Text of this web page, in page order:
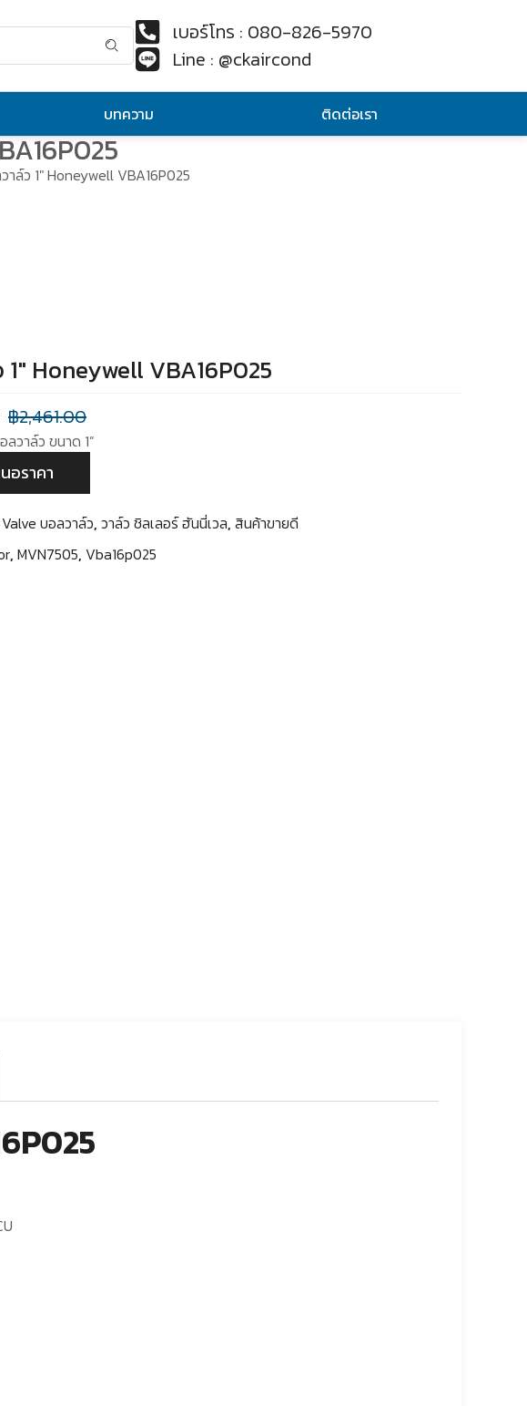
เบอร์โทร : 080-826-5970
Line : @ckaircond
บทความ ติดต่อเรา
าล์ว 1″ Honeywell VBA16P025
1″ Honeywell VBA16P025
฿2,461.00
ลวาล์ว ขนาด 1”
อราคา
บอลวาล์ว, วาล์ว ชิลเลอร์ ฮันนี่เวล, สินค้าขายดี
, MVN7505, Vba16p025